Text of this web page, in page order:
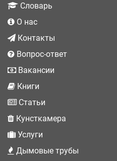
Словарь
О нас
Контакты
Вопрос-ответ
Вакансии
Книги
Статьи
Кунсткамера
Услуги
Дымовые трубы